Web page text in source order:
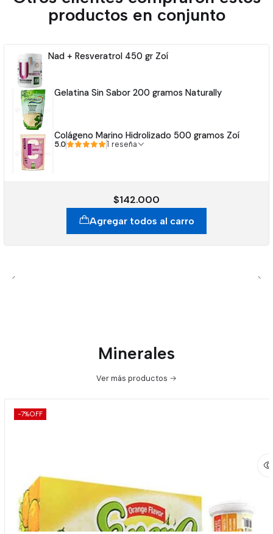
productos en conjunto
Nad + Resveratrol 450 gr Zoí
Gelatina Sin Sabor 200 gramos Naturally
Colágeno Marino Hidrolizado 500 gramos Zoí
5.0 1 reseña
$142.000
Agregar todos al carro
Minerales
Ver más productos
-7%OFF